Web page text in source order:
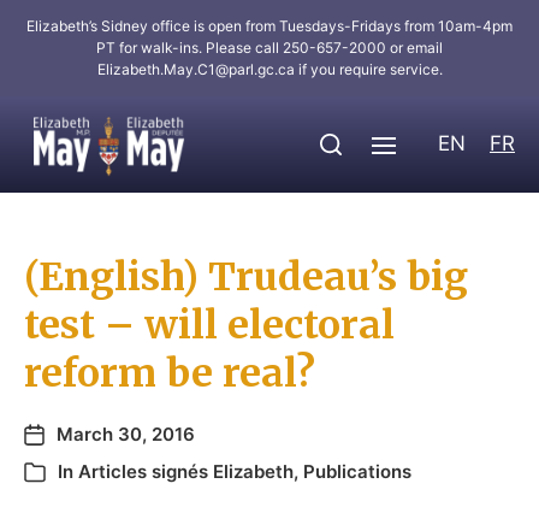
Elizabeth’s Sidney office is open from Tuesdays-Fridays from 10am-4pm
PT for walk-ins. Please call 250-657-2000 or email
Elizabeth.May.C1@parl.gc.ca if you require service.
EN FR
(English) Trudeau’s big
test – will electoral
reform be real?
March 30, 2016
In Articles signés Elizabeth, Publications